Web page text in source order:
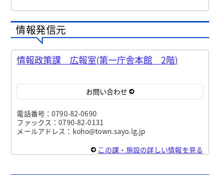
情報発信元
情報政策課 広報室(第一庁舎本館 2階)
お問い合わせ
電話番号：0790-82-0690
ファックス：0790-82-0131
メールアドレス：koho@town.sayo.lg.jp
この課・施設の詳しい情報を見る